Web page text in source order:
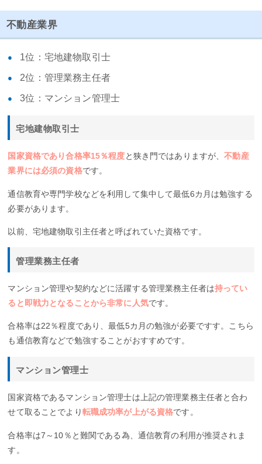
不動産業界
1位：宅地建物取引士
2位：管理業務主任者
3位：マンション管理士
宅地建物取引士
国家資格であり合格率15％程度と狭き門ではありますが、不動産
業界には必須の資格です。
通信教育や専門学校などを利用して集中して最低6カ月は勉強する
必要があります。
以前、宅地建物取引主任者と呼ばれていた資格です。
管理業務主任者
マンション管理や契約などに活躍する管理業務主任者は持ってい
ると即戦力となることから非常に人気です。
合格率は22％程度であり、最低5カ月の勉強が必要ですす。こちら
も通信教育などで勉強することがおすすめです。
マンション管理士
国家資格であるマンション管理士は上記の管理業務主任者と合わ
せて取ることでより転職成功率が上がる資格です。
合格率は7～10％と難関である為、通信教育の利用が推奨されま
す。